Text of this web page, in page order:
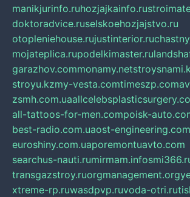
manikjurinfo.ruhozjajkainfo.ru
doktoradvice.ruselskoehozjajstvo.ru
otopleniehouse.rujustinterior.ru
mojateplica.rupodelkimaster.ru
garazhov.commonamy.net
stroyu.kzmy-vesta.comtimeszp.com
zsmh.com.ua
all-tattoos-for-men.compoisk-
best-radio.com.uaost-engineering.com
euroshiny.com.uaporemontuavto.com
searchus-nauti.rumirmam.info
transgazstroy.ruorgmanagement.org
xtreme-rp.ruwasdpvp.ruvoda-otri.ru